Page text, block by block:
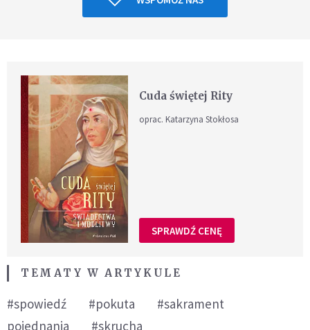
Cuda świętej Rity
oprac. Katarzyna Stokłosa
SPRAWDŹ CENĘ
TEMATY W ARTYKULE
#spowiedź #pokuta
#sakrament
pojednania
#skrucha